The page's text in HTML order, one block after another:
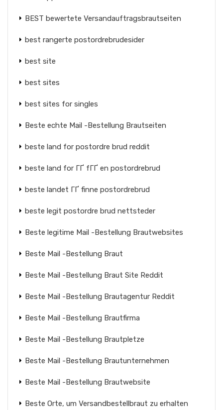
BEST bewertete Versandauftragsbrautseiten
best rangerte postordrebrudesider
best site
best sites
best sites for singles
Beste echte Mail -Bestellung Brautseiten
beste land for postordre brud reddit
beste land for ГҐ fГҐ en postordrebrud
beste landet ГҐ finne postordrebrud
beste legit postordre brud nettsteder
Beste legitime Mail -Bestellung Brautwebsites
Beste Mail -Bestellung Braut
Beste Mail -Bestellung Braut Site Reddit
Beste Mail -Bestellung Brautagentur Reddit
Beste Mail -Bestellung Brautfirma
Beste Mail -Bestellung Brautpletze
Beste Mail -Bestellung Brautunternehmen
Beste Mail -Bestellung Brautwebsite
Beste Orte, um Versandbestellbraut zu erhalten